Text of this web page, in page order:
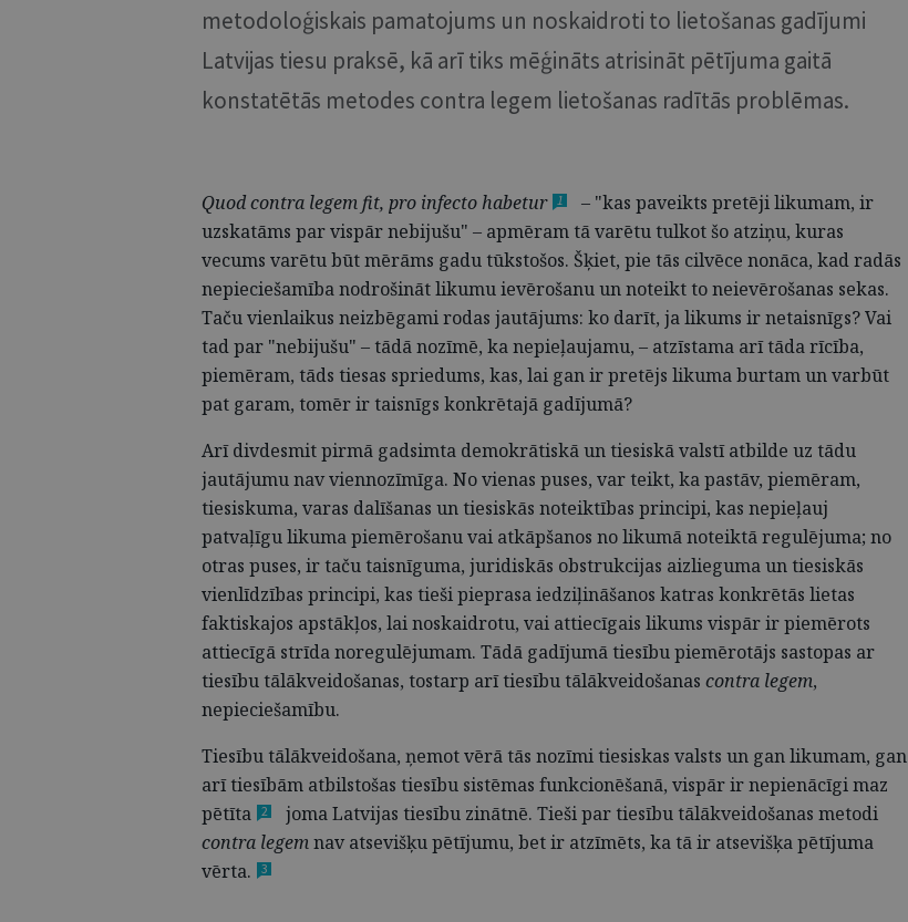
metodoloģiskais pamatojums un noskaidroti to lietošanas gadījumi
Latvijas tiesu praksē, kā arī tiks mēģināts atrisināt pētījuma gaitā
konstatētās metodes contra legem lietošanas radītās problēmas.
Quod contra legem fit, pro infectohabetur 1
– "kas paveikts pretēji likumam, ir
uzskatāms par vispār nebijušu" – apmēram tā varētu tulkot šo atziņu, kuras
vecums varētu būt mērāms gadu tūkstošos. Šķiet, pie tās cilvēce nonāca, kad radās
nepieciešamība nodrošināt likumu ievērošanu un noteikt to neievērošanas sekas.
Taču vienlaikus neizbēgami rodas jautājums: ko darīt, ja likums ir netaisnīgs? Vai
tad par "nebijušu" – tādā nozīmē, ka nepieļaujamu, – atzīstama arī tāda rīcība,
piemēram, tāds tiesas spriedums, kas, lai gan ir pretējs likuma burtam un varbūt
pat garam, tomēr ir taisnīgs konkrētajā gadījumā?
Arī divdesmit pirmā gadsimta demokrātiskā un tiesiskā valstī atbilde uz tādu
jautājumu nav viennozīmīga. No vienas puses, var teikt, ka pastāv, piemēram,
tiesiskuma, varas dalīšanas un tiesiskās noteiktības principi, kas nepieļauj
patvaļīgu likuma piemērošanu vai atkāpšanos no likumā noteiktā regulējuma; no
otras puses, ir taču taisnīguma, juridiskās obstrukcijas aizlieguma un tiesiskās
vienlīdzības principi, kas tieši pieprasa iedziļināšanos katras konkrētās lietas
faktiskajos apstākļos, lai noskaidrotu, vai attiecīgais likums vispār ir piemērots
attiecīgā strīda noregulējumam. Tādā gadījumā tiesību piemērotājs sastopas ar
tiesību tālākveidošanas, tostarp arī tiesību tālākveidošanas contra legem,
nepieciešamību.
Tiesību tālākveidošana, ņemot vērā tās nozīmi tiesiskas valsts un gan likumam, gan
arī tiesībām atbilstošas tiesību sistēmas funkcionēšanā, vispār ir nepienācīgi maz
pētīta 2
joma Latvijas tiesību zinātnē. Tieši par tiesību tālākveidošanas metodi
contra legemnav atsevišķu pētījumu, bet ir atzīmēts, ka tā ir atsevišķa pētījuma
vērta.
3